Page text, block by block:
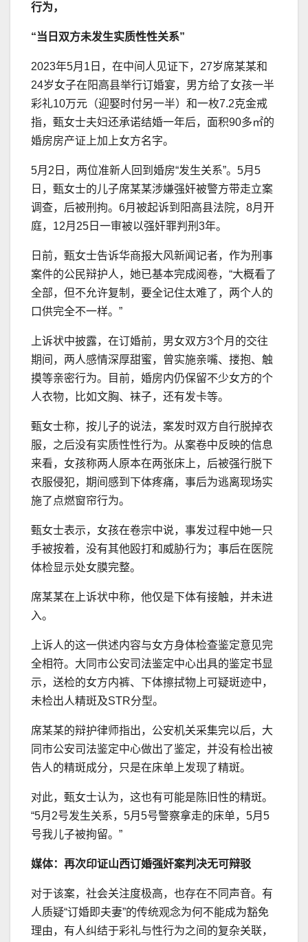
行为，
“当日双方未发生实质性性关系”
2023年5月1日，在中间人见证下，27岁席某某和
24岁女子在阳高县举行订婚宴，男方给了女孩一半
彩礼10万元（迎娶时付另一半）和一枚7.2克金戒
指，甄女士夫妇还承诺结婚一年后，面积90多㎡的
婚房房产证上加上女方名字。
5月2日，两位准新人回到婚房“发生关系”。5月5
日，甄女士的儿子席某某涉嫌强奸被警方带走立案
调查，后被刑拘。6月被起诉到阳高县法院，8月开
庭，12月25日一审被以强奸罪判刑3年。
日前，甄女士告诉华商报大风新闻记者，作为刑事
案件的公民辩护人，她已基本完成阅卷，“大概看了
全部，但不允许复制，要全记住太难了，两个人的
口供完全不一样。”
上诉状中披露，在订婚前，男女双方3个月的交往
期间，两人感情深厚甜蜜，曾实施亲嘴、搂抱、触
摸等亲密行为。目前，婚房内仍保留不少女方的个
人衣物，比如文胸、袜子，还有发卡等。
甄女士称，按儿子的说法，案发时双方自行脱掉衣
服，之后没有实质性性行为。从案卷中反映的信息
来看，女孩称两人原本在两张床上，后被强行脱下
衣服侵犯，期间感到下体疼痛，事后为逃离现场实
施了点燃窗帘行为。
甄女士表示，女孩在卷宗中说，事发过程中她一只
手被按着，没有其他殴打和威胁行为；事后在医院
体检显示处女膜完整。
席某某在上诉状中称，他仅是下体有接触，并未进
入。
上诉人的这一供述内容与女方身体检查鉴定意见完
全相符。大同市公安司法鉴定中心出具的鉴定书显
示，送检的女方内裤、下体擦拭物上可疑斑迹中，
未检出人精斑及STR分型。
席某某的辩护律师指出，公安机关采集完以后，大
同市公安司法鉴定中心做出了鉴定，并没有检出被
告人的精斑成分，只是在床单上发现了精斑。
对此，甄女士认为，这也有可能是陈旧性的精斑。
“5月2号发生关系，5月5号警察拿走的床单，5月5
号我儿子被拘留。”
媒体：再次印证山西订婚强奸案判决无可辩驳
对于该案，社会关注度极高，也存在不同声音。有
人质疑“订婚即夫妻”的传统观念为何不能成为豁免
理由，有人纠结于彩礼与性行为之间的复杂关联，